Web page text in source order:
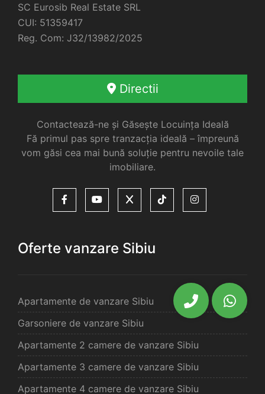
SC Eurosib Real Estate SRL
CUI: 51359417
Reg. Com: J32/13982/2025
Directii
Contactează-ne și Găsește Locuința Ideală
Fă primul pas spre tranzacția ideală – împreună
vom găsi cea mai bună soluție pentru nevoile tale
imobiliare.
Oferte vanzare Sibiu
Apartamente de vanzare Sibiu
Garsoniere de vanzare Sibiu
Apartamente 2 camere de vanzare Sibiu
Apartamente 3 camere de vanzare Sibiu
Apartamente 4 camere de vanzare Sibiu